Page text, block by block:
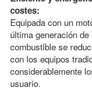
costes:
Equipada con un
última generación
combustible se
con los equipos
considerablemente
usuario.